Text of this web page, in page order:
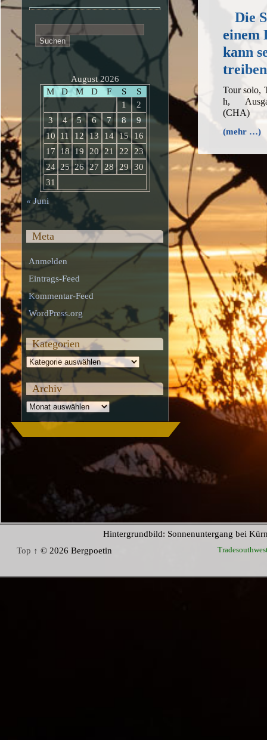
Die
einem
kann
treiben
Tour solo,
h,
(CHA)
(mehr …)
nach:
August 2026
M
D M D F S
S
1
2
3
4 5 6 7 8
9
10
11 12 13 14 15
16
17
18 19 20 21 22
23
24 25 26 27 28 29
30
31
« Juni
Meta
Anmelden
Eintrags-Feed
Kommentar-Feed
WordPress.org
Kategorien
Kategorien
Archiv
Archiv
Hintergrundbild: Sonnenuntergang bei
Top ↑ © 2026 Bergpoetin